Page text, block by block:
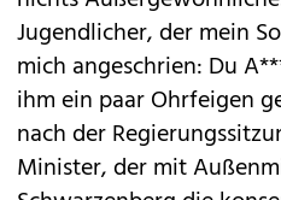
Jugendlicher, der mein
mich angeschrien: Du
ihm ein paar Ohrfeigen
nach der
Minister, der mit